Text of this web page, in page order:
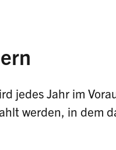
jedes Jahr im
werden, in dem